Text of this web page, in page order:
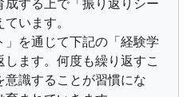
成する上で「振り返りシー
います。
を通じて下記の「経験学
ます。何度も繰り返すこ
意識することが習慣にな